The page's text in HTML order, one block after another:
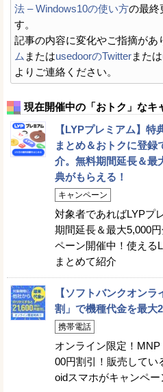
法 – Windows10の使い方の最終
す。
記事の内容に変化やご指摘があ
ム またはusedoorのTwitterまたは
よりご連絡ください。
現在開催中の「おトク」なキ
【LYPプレミアム】
まとめ＆おトクに登録
介。無料期間延長＆最
典がもらえる！
キャンペーン
対象者であればLYPプ
期間延長＆最大5,000
ペーン開催中！使える
まとめて紹介
【ソフトバンクオン
割」で機種代金を最大
携帯電話
オンライン限定！
00円割引！販売してい
oidスマホがキャンペー